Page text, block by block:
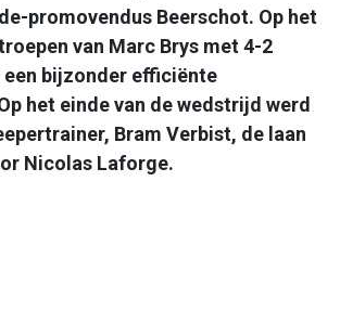
promovendus Beerschot. Op het
van Marc Brys met 4-2
bijzonder efficiënte
het einde van de wedstrijd werd
Bram Verbist, de laan
Nicolas Laforge.